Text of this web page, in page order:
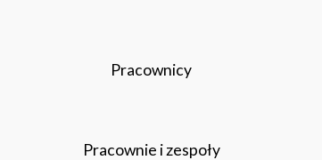
Pracownicy
Pracownie i zespoły